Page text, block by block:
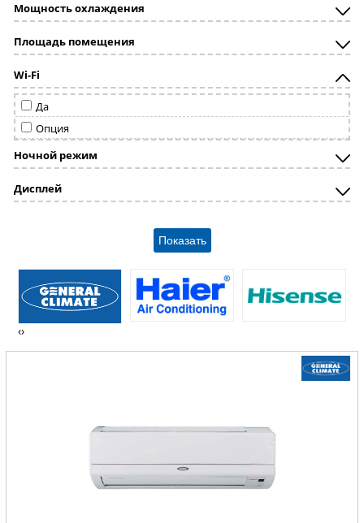
Royal Thermo
Samsung
Мощность охлаждения
Площадь помещения
Wi-Fi
Да
Опция
Ночной режим
Дисплей
‹›